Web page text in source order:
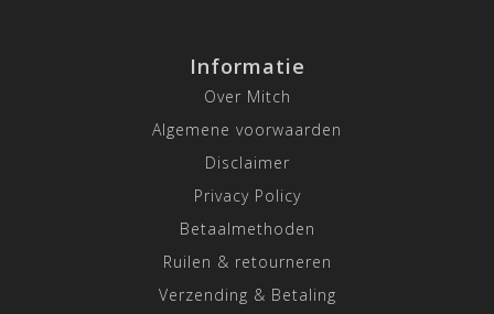
Informatie
Over Mitch
Algemene voorwaarden
Disclaimer
Privacy Policy
Betaalmethoden
Ruilen & retourneren
Verzending & Betaling